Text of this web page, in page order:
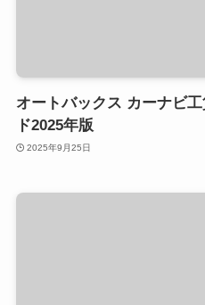
オートバックス カーナビ
ド2025年版
2025年9月25日